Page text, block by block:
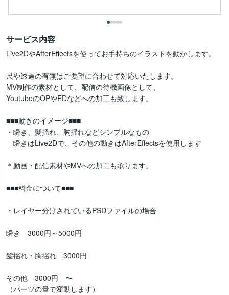
サービス内容
Live2DやAfterEffectsを使ってお手持ちのイラストを動かします。
尺や透過の有無はご要望に合わせて対応いたします。
MV制作の素材として、配信の待機画像として、
YoutubeのOPやEDなどへの加工も致します。
■■■動きのイメージ■■■
・瞬き、髪揺れ、胸揺れなどシンプルなもの
瞬きはLive2Dで、その他の動きはAfterEffectsを使用します
＊動画・配信素材やMVへの加工も承ります。
■■■料金について■■■
・レイヤー分けされているPSDファイルの場合
瞬き　3000円～5000円
髪揺れ・胸揺れ　3000円
その他　3000円　〜
（パーツの量で変動します）